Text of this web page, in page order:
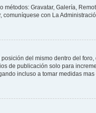
Gravatar, Galería,
con La
del mismo dentro del
de publicación solo para
incluso a tomar medidas